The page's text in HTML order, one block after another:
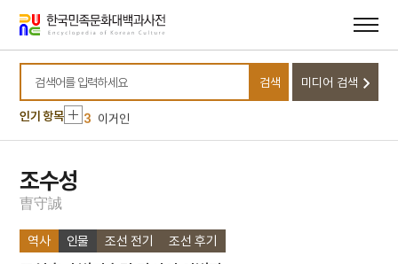
바로가기
바로가기
검색어를 입력하세요
검색 미디어 검색
인기 항목
10 금수회의록
1 뎨김
2 윤기섭
3 이거인
4 장한보
8
국조방목
조수성
曺守誠
역사 인물 조선 전기 조선 후기